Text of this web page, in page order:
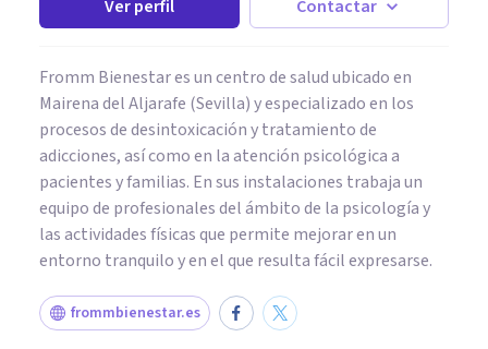
Ver perfil Contactar
Fromm Bienestar es un centro de salud ubicado en
Mairena del Aljarafe (Sevilla) y especializado en los
procesos de desintoxicación y tratamiento de
adicciones, así como en la atención psicológica a
pacientes y familias. En sus instalaciones trabaja un
equipo de profesionales del ámbito de la psicología y
las actividades físicas que permite mejorar en un
entorno tranquilo y en el que resulta fácil expresarse.
frommbienestar.es